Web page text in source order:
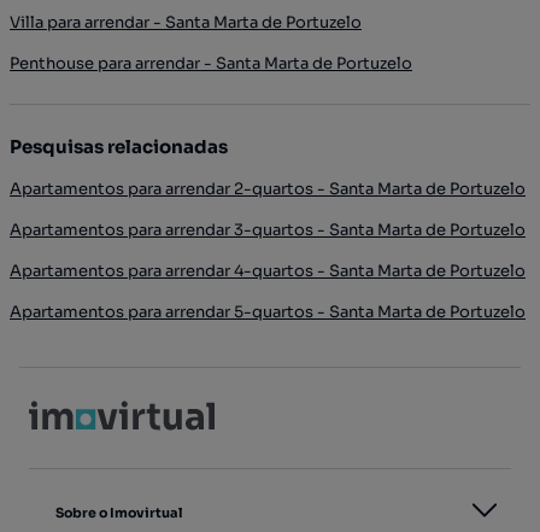
Villa para arrendar - Santa Marta de Portuzelo
Penthouse para arrendar - Santa Marta de Portuzelo
Pesquisas relacionadas
Apartamentos para arrendar 2-quartos - Santa Marta de Portuzelo
Apartamentos para arrendar 3-quartos - Santa Marta de Portuzelo
Apartamentos para arrendar 4-quartos - Santa Marta de Portuzelo
Apartamentos para arrendar 5-quartos - Santa Marta de Portuzelo
Sobre o Imovirtual